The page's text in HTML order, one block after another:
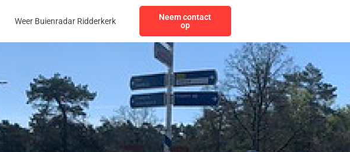
Weer Buienradar Ridderkerk
Neem contact
op